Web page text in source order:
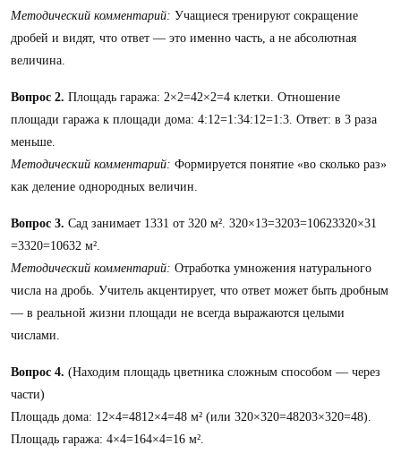
Методический комментарий: Учащиеся тренируют сокращение
дробей и видят, что ответ — это именно часть, а не абсолютная
величина.
Вопрос 2. Площадь гаража: 2×2=42×2=4 клетки. Отношение
площади гаража к площади дома: 4:12=1:34:12=1:3. Ответ: в 3 раза
меньше.
Методический комментарий: Формируется понятие «во сколько раз»
как деление однородных величин.
Вопрос 3. Сад занимает 1331​ от 320 м². 320×13=3203=10623320×31​
=3320​=10632​ м².
Методический комментарий: Отработка умножения натурального
числа на дробь. Учитель акцентирует, что ответ может быть дробным
— в реальной жизни площади не всегда выражаются целыми
числами.
Вопрос 4. (Находим площадь цветника сложным способом — через
части)
Площадь дома: 12×4=4812×4=48 м² (или 320×320=48203​×320=48).
Площадь гаража: 4×4=164×4=16 м².